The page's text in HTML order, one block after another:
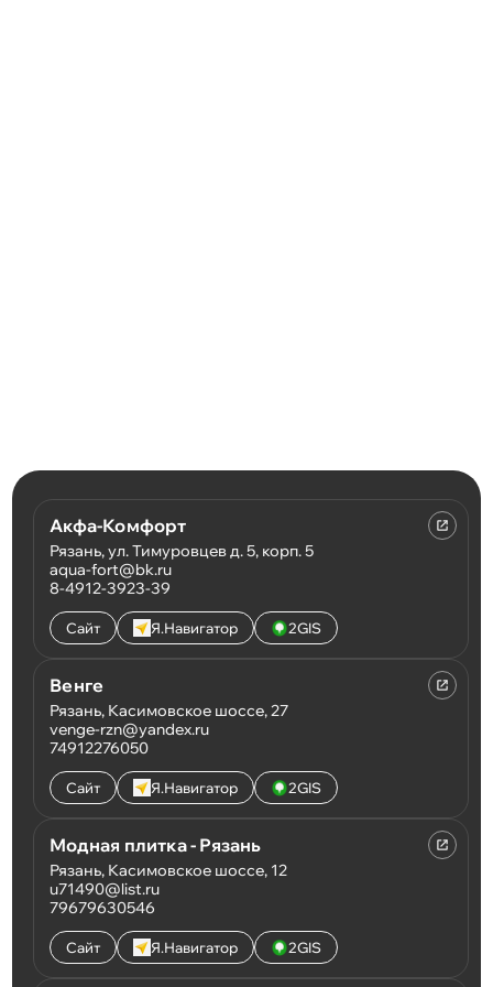
Акфа-Комфорт
Рязань, ул. Тимуровцев д. 5, корп. 5
aqua-fort@bk.ru
8-4912-3923-39
Сайт Я.Навигатор 2GIS
Венге
Рязань, Касимовское шоссе, 27
venge-rzn@yandex.ru
74912276050
Сайт Я.Навигатор 2GIS
Модная плитка - Рязань
Рязань, Касимовское шоссе, 12
u71490@list.ru
79679630546
Сайт Я.Навигатор 2GIS